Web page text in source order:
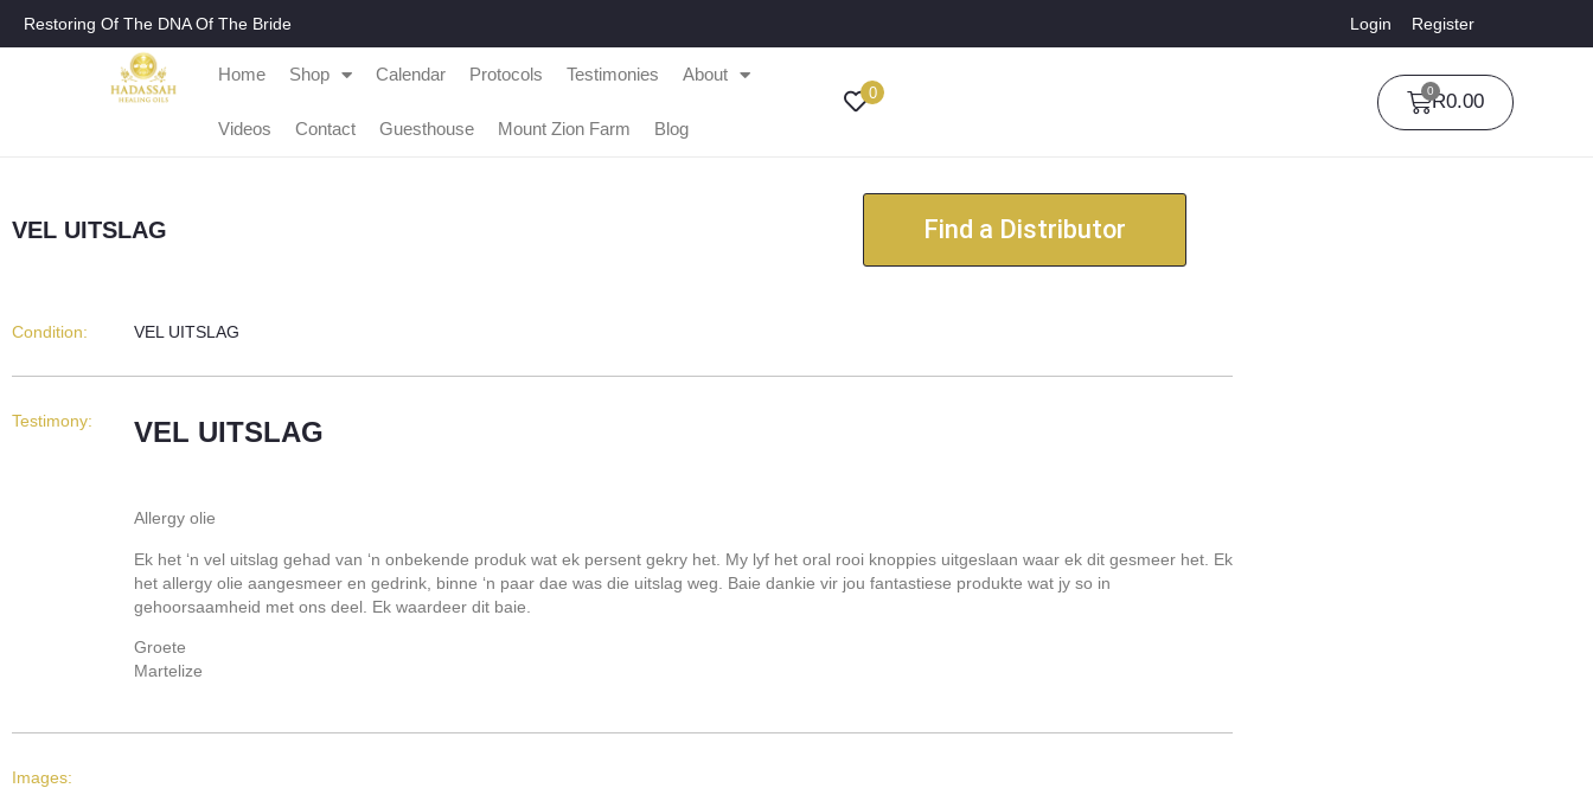
Restoring Of The DNA Of The Bride Login Register
Home Shop Calendar Protocols Testimonies About
Videos Contact Guesthouse Mount Zion Farm Blog
0 R0.00
0
VEL UITSLAG Find a Distributor
Condition: VEL UITSLAG
Testimony: VEL UITSLAG
Allergy olie
Ek het ‘n vel uitslag gehad van ‘n onbekende produk wat ek persent gekry het. My lyf het oral rooi knoppies uitgeslaan waar ek dit gesmeer het. Ek
het allergy olie aangesmeer en gedrink, binne ‘n paar dae was die uitslag weg. Baie dankie vir jou fantastiese produkte wat jy so in
gehoorsaamheid met ons deel. Ek waardeer dit baie.
Groete
Martelize
Images: